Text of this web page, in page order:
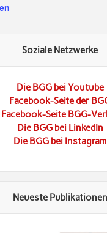
Soziale Netzwerke
Die BGG bei Youtube
Facebook-Seite der
Facebook-Seite BGG-
Die BGG bei LinkedIn
Die BGG bei Instagram
Neueste Publikationen